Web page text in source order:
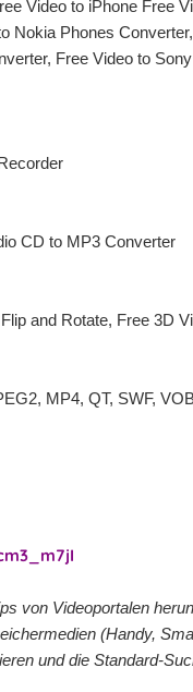
Video to iPhone Free
Nokia Phones
Free Video to
CD to MP3 Converter
and Rotate, Free 3D
MP4, QT, SWF,
von Videoportalen
(Handy,
und die Standard-